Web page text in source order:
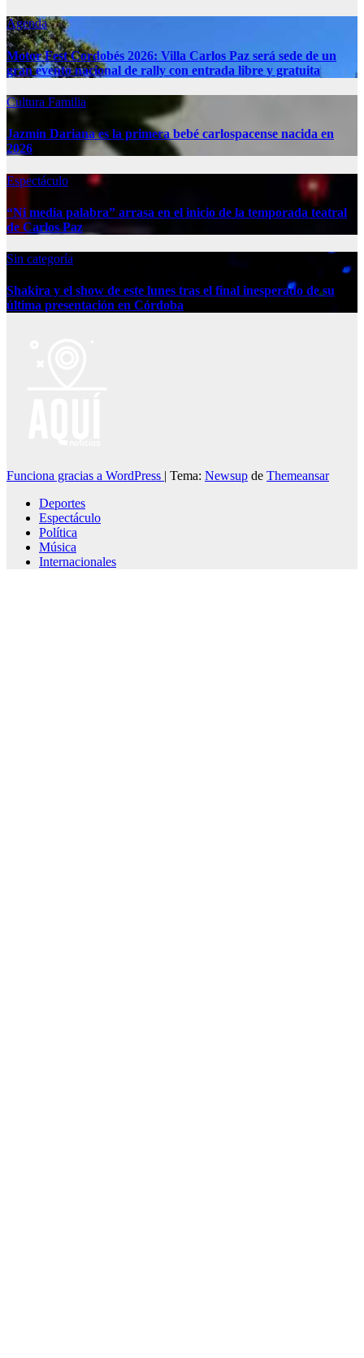
Agenda
Motor Fest Cordobés 2026: Villa Carlos Paz será sede de un
gran evento nacional de rally con entrada libre y gratuita
Cultura Familia
Jazmín Dariana es la primera bebé carlospacense nacida en
2026
Espectáculo
“Ni media palabra” arrasa en el inicio de la temporada teatral
de Carlos Paz
Sin categoría
Shakira y el show de este lunes tras el final inesperado de su
última presentación en Córdoba
Funciona gracias a WordPress | Tema: Newsup de Themeansar
Deportes
Espectáculo
Política
Música
Internacionales